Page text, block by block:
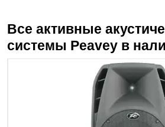
Все активные
системы Peavey в